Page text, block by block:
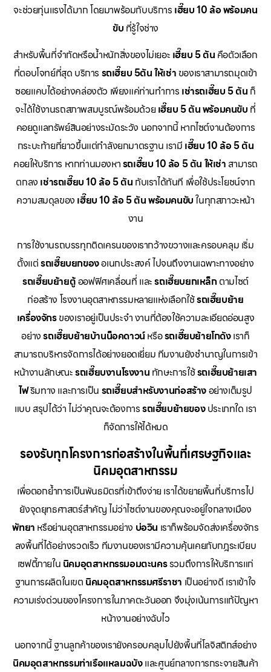
จะช่วยทุ่นแรงได้มาก โดยมาพร้อมกับบริการ เฮี๊ยบ 10 ล้อ พร้อมคน
ขับ ที่รู้ใจช่าง
สำหรับพื้นที่จำกัดหรือน้ำหนักสิ่งของไม่เยอะ เฮี๊ยบ 5 ตัน คือตัวเลือก
ที่ตอบโจทย์ที่สุด บริการ รถเฮี๊ยบ 5ตัน ให้เช่า ของเราสามารถมุดเข้า
ซอยแคบได้อย่างคล่องตัว เพียงแค่ท่านทำการ เช่ารถเฮี๊ยบ 5 ตัน ก็
จะได้ใช้งานรถสภาพสมบูรณ์พร้อมด้วย เฮี๊ยบ 5 ตัน พร้อมคนขับ ที่
คอยดูแลทรัพย์สินอย่างระมัดระวัง นอกจากนี้ หากไซต์งานต้องการ
กระบะท้ายที่ยาวขึ้นแต่กำลังยกมาตรฐาน เรามี เฮี๊ยบ 10 ล้อ 5 ตัน
คอยให้บริการ หากท่านมองหารถเฮี๊ยบ 10 ล้อ 5 ตัน ให้เช่า สามารถ
ตกลง เช่ารถเฮี๊ยบ 10 ล้อ 5 ตัน กับเราได้ทันที เพื่อใช้ประโยชน์จาก
ความสมดุลของ เฮี๊ยบ 10 ล้อ 5 ตัน พร้อมคนขับในทุกสภาวะหน้า
งาน
การใช้งานรถบรรทุกติดเครนของเรากว้างขวางและครอบคลุม เริ่ม
ตั้งแต่รถเฮี๊ยบยกของอเนกประสงค์ ไปจนถึงงานเฉพาะทางอย่าง
รถเฮี๊ยบย้ายตู้ออฟฟิศเคลื่อนที่ และรถเฮี๊ยบยกเหล็กตามไซต์
ก่อสร้าง โรงงานอุตสาหกรรมหลายแห่งเลือกใช้รถเฮี๊ยบย้าย
เครื่องจักรของเราอยู่เป็นประจำ งานที่ต้องใช้ความละเอียดอ่อนสูง
อย่างรถเฮี๊ยบย้ายบ้านน็อคดาวน์หรือรถเฮี๊ยบย้ายโกดังเราก็
สามารถบริหารจัดการได้อย่างยอดเยี่ยม ทีมงานยังชำนาญในการเข้า
หน้างานลักษณะรถเฮี๊ยบงานโรงงาน ทักษะการใช้รถเฮี๊ยบย้ายเสา
ไฟริมทาง และการเป็น รถเฮี๊ยบสำหรับงานก่อสร้างอย่างเต็มรูป
แบบ สรุปได้ว่า ไม่ว่าคุณจะต้องการรถเฮี๊ยบย้ายของประเภทใด เรา
ก็จัดการให้ได้หมด
รองรับทุกโครงการก่อสร้างในพื้นที่เศรษฐกิจและ
นิคมอุตสาหกรรม
เพื่อตอกย้ำการเป็นพันธมิตรที่เข้าถึงง่าย เราได้ขยายพื้นที่บริการไป
ยังจุดยุทธศาสตร์สำคัญ ไม่ว่าไซต์งานของคุณจะอยู่ใจกลางเมือง
พัทยา หรือย่านอุตสาหกรรมอย่าง บ่อวิน เราก็พร้อมจัดส่งเครื่องจักร
ลงพื้นที่ได้อย่างรวดเร็ว ทีมงานของเรามีความคุ้นเคยกับกฎระเบียบ
เซฟตี้ภายใน นิคมอุตสาหกรรมอมตะนครรวมถึงการให้บริการแก่
ฐานการผลิตในเขต นิคมอุตสาหกรรมศรีราชา เป็นอย่างดี เราเข้าใจ
ความเร่งด่วนของโครงการในภาคตะวันออก จึงมุ่งเน้นการแก้ปัญหา
หน้างานอย่างฉับไว
นอกจากนี้ ฐานลูกค้าของเรายังครอบคลุมไปยังพื้นที่โลจิสติกส์อย่าง
นิคมอุตสาหกรรมท่าเรือแหลมฉบังและศูนย์กลางการกระจายสินค้า